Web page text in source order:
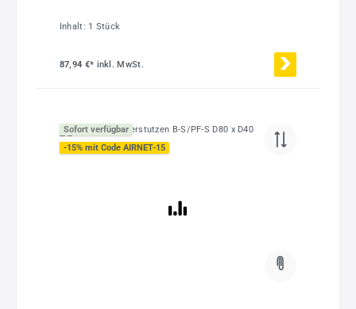
Inhalt: 1 Stück
87,94 €* inkl. MwSt.
Sofort verfügbar
-15% mit Code AIRNET-15